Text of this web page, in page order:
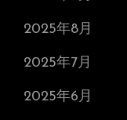
2025年8月
2025年7月
2025年6月